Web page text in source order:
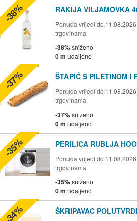
RAKIJA VILJAMOVKA
Ponuda vrijedi do
trgovinama
-38%sniženo
0 m udaljeno
-38%
ŠTAPIĆ S PILETINOM I
Ponuda vrijedi do
trgovinama
-37%sniženo
0 m udaljeno
-37%
PERILICA RUBLJA
Ponuda vrijedi do
trgovinama
-35%sniženo
0 m udaljeno
-35%
ŠKRIPAVAC
-34%